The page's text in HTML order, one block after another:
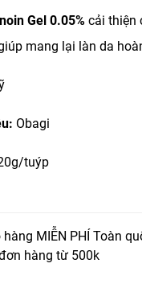
Gel 0.05% cải thiện
mang lại làn da
Obagi
tuýp
hàng MIỄN PHÍ Toàn
hàng từ 500k